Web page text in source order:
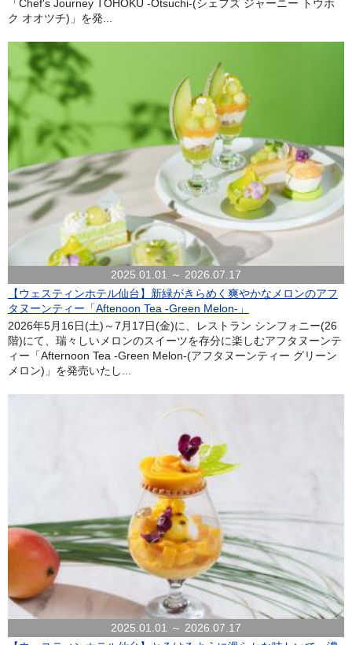
「Chef's Journey TOHOKU -Otsuchi-(シェフズ ジャーニー トウホ
ク オオツチ)」を発...
2025.01.01 ～ 2026.07.17
【ウェスティンホテル仙台】新緑がきらめく爽やかなメロンのアフ
タヌーンティー「Aftenoon Tea -Green Melon-」
2026年5月16日(土)～7月17日(金)に、レストラン シンフォニー(26
階)にて、瑞々しいメロンのスイーツを存分に楽しむアフタヌーンテ
ィー「Afternoon Tea -Green Melon-(アフタヌーンティー グリーン
メロン)」を発売いたし...
2025.01.01 ～ 2026.07.17